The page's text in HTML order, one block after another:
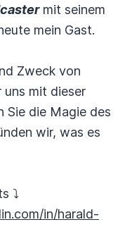
mit seinem
mein Gast.
Zweck von
uns mit dieser
Sie die Magie des
wir, was es
⤵️
in/harald-